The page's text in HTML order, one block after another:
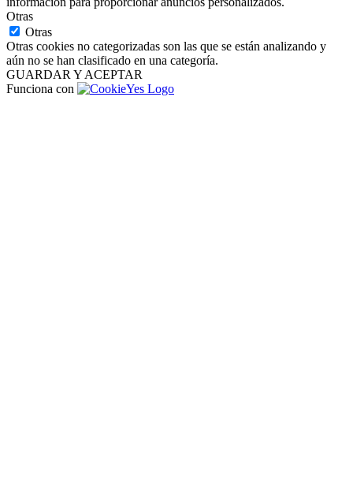
Otras
Otras
Otras cookies no categorizadas son las que se están analizando y
aún no se han clasificado en una categoría.
GUARDAR Y ACEPTAR
Funciona con